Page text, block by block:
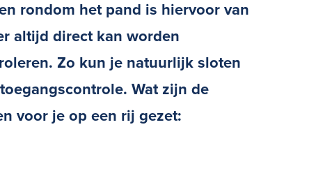
rondom het pand is hiervoor van
altijd direct kan worden
Zo kun je natuurlijk sloten
Wat zijn de
voor je op een rij gezet: